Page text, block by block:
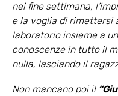
nei fine settimana,
e la voglia di rimettersi
laboratorio insieme a
conoscenze in tutto il
nulla, lasciando il
Non mancano poi il